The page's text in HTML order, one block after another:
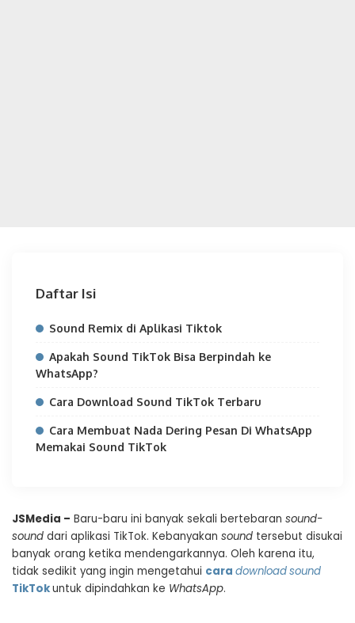
Daftar Isi
Sound Remix di Aplikasi Tiktok
Apakah Sound TikTok Bisa Berpindah ke
WhatsApp?
Cara Download Sound TikTok Terbaru
Cara Membuat Nada Dering Pesan Di WhatsApp
Memakai Sound TikTok
JSMedia – Baru-baru ini banyak sekali bertebaran sound-
sound dari aplikasi TikTok. Kebanyakan sound tersebut disukai
banyak orang ketika mendengarkannya. Oleh karena itu,
tidak sedikit yang ingin mengetahui cara downloadsound
TikTokuntuk dipindahkan ke WhatsApp.